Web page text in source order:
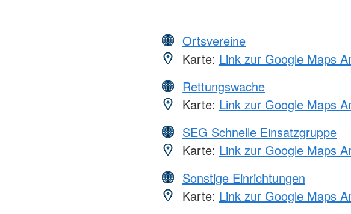
Ortsvereine
Karte: Link zur Google Maps
Rettungswache
Karte: Link zur Google Maps
SEG Schnelle Einsatzgruppe
Karte: Link zur Google Maps
Sonstige Einrichtungen
Karte: Link zur Google Maps